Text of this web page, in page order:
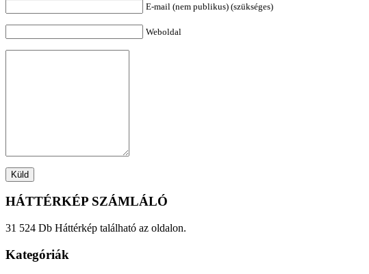
E-mail (nem publikus) (szükséges)
Weboldal
HÁTTÉRKÉP SZÁMLÁLÓ
31 524 Db Háttérkép található az oldalon.
Kategóriák